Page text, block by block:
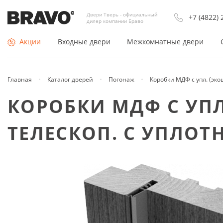
Двери Тверь - официальный
дилер компании Браво
+7 (4822)
Акции Входные двери
Входные двери Россия
Входные двери Китай
Противопожарные двери
Тамбурные двери
Утеплённые двери
Межкомнатные двери
Двери Экошпон
Шпонированные
Раздвижные двери купе
Арки и порталы
Главная Каталог дверей Погонаж Коробки МДФ с упл.
КОРОБКИ МДФ С
ТЕЛЕСКОП. С